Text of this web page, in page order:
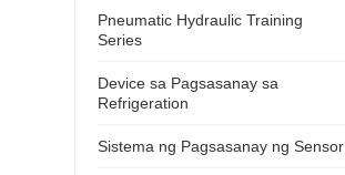
Pneumatic Hydraulic Training
Series
Device sa Pagsasanay sa
Refrigeration
Sistema ng Pagsasanay ng Sensor